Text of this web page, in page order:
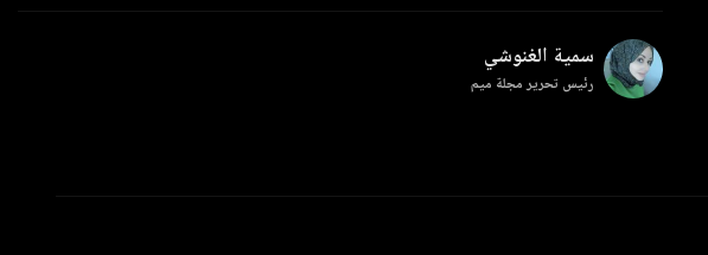
سمية الغنوشي
رئيس تحرير مجلة ميم